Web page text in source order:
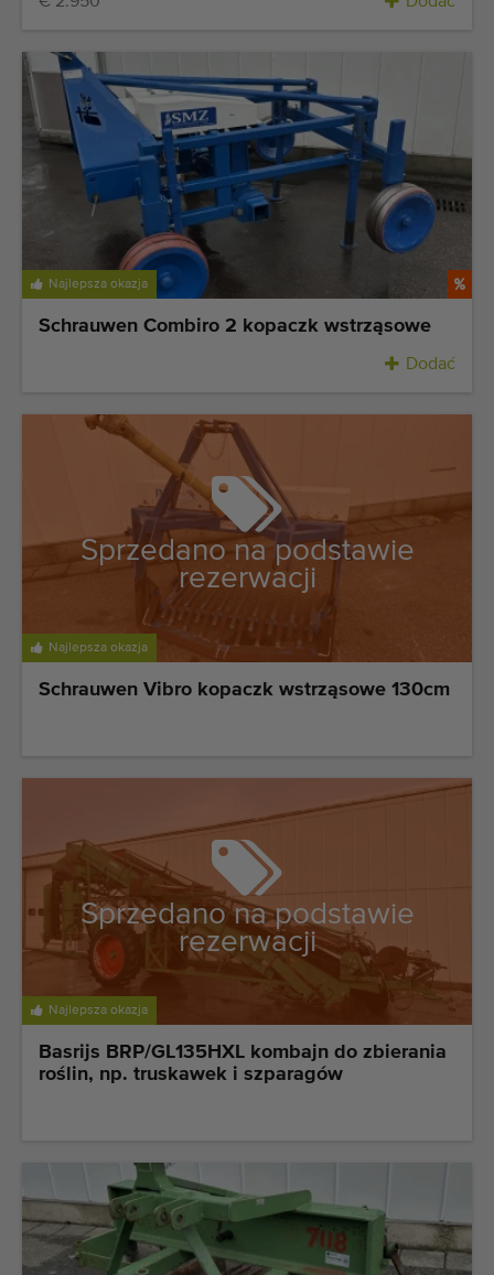
Najlepsza okazja
Schrauwen Combiro 2 kopaczk wstrząsowe
Dodać
Najlepsza okazja
Sprzedano na podstawie
rezerwacji
Schrauwen Vibro kopaczk wstrząsowe 130cm
Najlepsza okazja
Sprzedano na podstawie
rezerwacji
Basrijs BRP/GL135HXL kombajn do zbierania
roślin, np. truskawek i szparagów